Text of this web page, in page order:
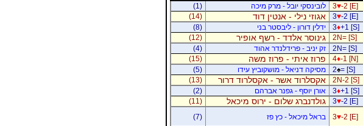
3♥-2 [E] לובינסקי יובל - מרק מיכה
(1)
3♥-2 [E] אגוזי נילי - אנטין דוד (14)
3♦+1 [S] ידלין דורון - ליבסטר בני
(8)
2N= [S] גינוסר אלדד - רשף אופיר
(12)
2N= [S] זק יניב - פרידלנדר אהוד
(4)
4♦-1 [N] פרוז איתי - פרוז משה
(15)
2♠= [S] מסיקה דניאל - מושקוביץ עידו
(5)
2N-2 [S] אקסלרוד אשר - אקסלרוד דרור
(13)
3♦+1 [S] אורן יוסף - גפנר אברהם
(2)
3♥-2 [E] גולדנברג שלום - ירוס מיכאל (11)
3♥-2 [E] בראל מיכאל - כץ פז
(7)